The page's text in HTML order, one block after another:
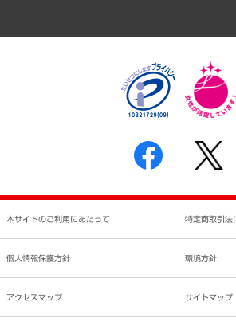
個人情報保護方針
反社会的勢力に対する基本方針
書面による個人情報の開示等の請求の手続きについ
本サイトのご利用にあたって 特定商取引法
個人情報保護方針 環境方針
アクセスマップ サイトマップ